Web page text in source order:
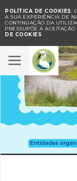
POLÍTICA DE COOKIES.
A SUA EXPERIÊNCIA DE
CONTINUAÇÃO DA
PRESSUPÕE A
DE COOKIES